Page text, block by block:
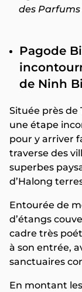
des Parfums
Pagode
de Ninh
Située près de
une étape
pour y arriver
traverse des
superbes
d’Halong
Entourée de
d’étangs
cadre très
à son entrée,
sanctuaires
En montant